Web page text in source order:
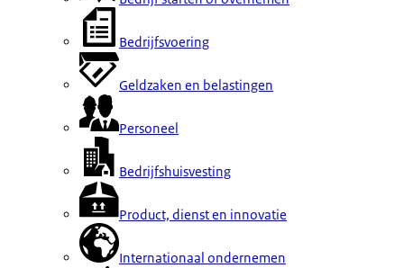
Bedrijfsvoering
Geldzaken en belastingen
Personeel
Bedrijfshuisvesting
Product, dienst en innovatie
Internationaal ondernemen